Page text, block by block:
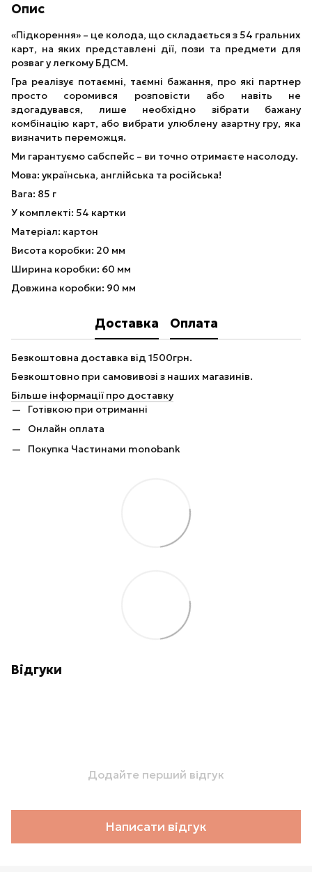
Опис
«Підкорення» – це колода, що складається з 54 гральних
карт, на яких представлені дії, пози та предмети для
розваг у легкому БДСМ.
Гра реалізує потаємні, таємні бажання, про які партнер
просто соромився розповісти або навіть не
здогадувався, лише необхідно зібрати бажану
комбінацію карт, або вибрати улюблену азартну гру, яка
визначить переможця.
Ми гарантуємо сабспейс – ви точно отримаєте насолоду.
Мова: українська, англійська та російська!
Вага: 85 г
У комплекті: 54 картки
Матеріал: картон
Висота коробки: 20 мм
Ширина коробки: 60 мм
Довжина коробки: 90 мм
Доставка Оплата
Безкоштовна доставка від 1500грн.
Безкоштовно при самовивозі з наших магазинів.
Більше інформації про доставку
Готівкою при отриманні
Онлайн оплата
Покупка Частинами monobank
Відгуки
Додайте перший відгук
Написати відгук